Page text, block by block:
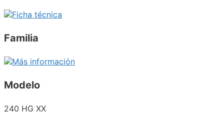
Ficha técnica
Familia
Más información
Modelo
240 HG XX